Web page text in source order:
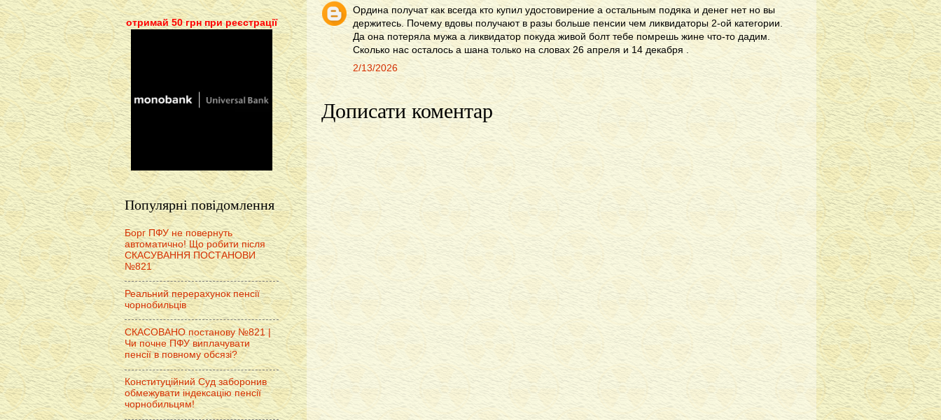
Ордина получат как всегда кто купил удостовирение а остальным подяка и денег нет но вы
держитесь. Почему вдовы получают в разы больше пенсии чем ликвидаторы 2-ой категории.
Да она потеряла мужа а ликвидатор покуда живой болт тебе помрешь жине что-то дадим.
Сколько нас осталось а шана только на словах 26 апреля и 14 декабря .
2/13/2026
Дописати коментар
отримай 50 грн при реєстрації
Популярні повідомлення
Борг ПФУ не повернуть
автоматично! Що робити після
СКАСУВАННЯ ПОСТАНОВИ
№821
Реальний перерахунок пенсії
чорнобильців
СКАСОВАНО постанову №821 |
Чи почне ПФУ виплачувати
пенсії в повному обсязі?
Конституційний Суд заборонив
обмежувати індексацію пенсії
чорнобильцям!